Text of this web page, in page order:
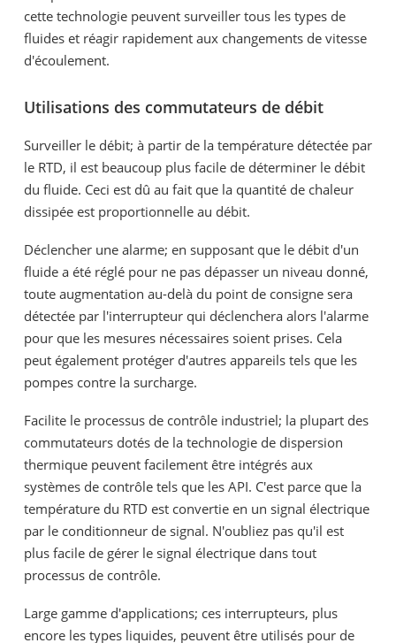
cette technologie peuvent surveiller tous les types de
fluides et réagir rapidement aux changements de vitesse
d'écoulement.
Utilisations des commutateurs de débit
Surveiller le débit; à partir de la température détectée par
le RTD, il est beaucoup plus facile de déterminer le débit
du fluide. Ceci est dû au fait que la quantité de chaleur
dissipée est proportionnelle au débit.
Déclencher une alarme; en supposant que le débit d'un
fluide a été réglé pour ne pas dépasser un niveau donné,
toute augmentation au-delà du point de consigne sera
détectée par l'interrupteur qui déclenchera alors l'alarme
pour que les mesures nécessaires soient prises. Cela
peut également protéger d'autres appareils tels que les
pompes contre la surcharge.
Facilite le processus de contrôle industriel; la plupart des
commutateurs dotés de la technologie de dispersion
thermique peuvent facilement être intégrés aux
systèmes de contrôle tels que les API. C'est parce que la
température du RTD est convertie en un signal électrique
par le conditionneur de signal. N'oubliez pas qu'il est
plus facile de gérer le signal électrique dans tout
processus de contrôle.
Large gamme d'applications; ces interrupteurs, plus
encore les types liquides, peuvent être utilisés pour de